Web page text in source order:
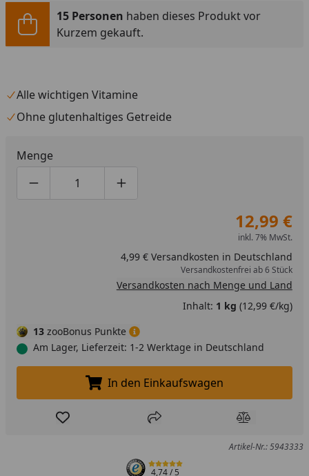
15 Personen haben dieses Produkt vor
Kurzem gekauft.
Alle wichtigen Vitamine
Ohne glutenhaltiges Getreide
Menge
Produktmenge um eins verringern
Produktmenge manuell eingeben
Produktmenge um eins erhöhen
12,99 €
inkl. 7% MwSt.
4,99 € Versandkosten in Deutschland
Versandkostenfrei ab 6 Stück
Versandkosten nach Menge und Land
Inhalt: 1 kg (12,99 €/kg)
13 zooBonus Punkte
Am Lager, Lieferzeit: 1-2 Werktage in Deutschland
In den Einkaufswagen legen
In den Einkaufswagen
Produkt zur Wunschliste hinzufügen
Teilen Produkt
Artikel-Nr.: 5943333
4,74/ 5